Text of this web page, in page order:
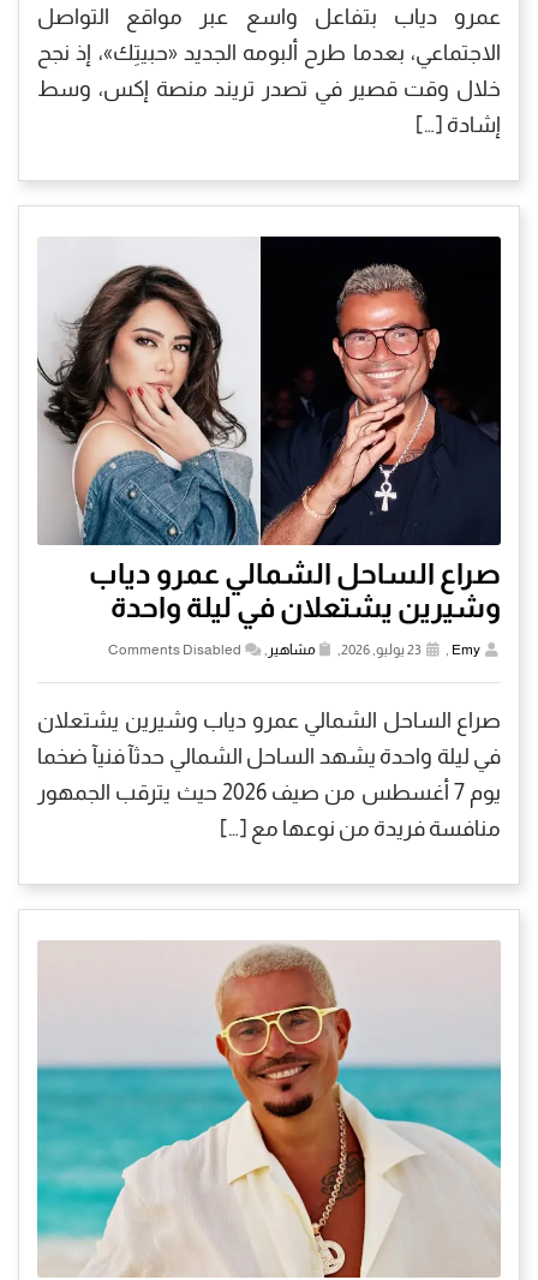
عمرو دياب بتفاعل واسع عبر مواقع التواصل
الاجتماعي، بعدما طرح ألبومه الجديد «حبيتِك»، إذ نجح
خلال وقت قصير في تصدر تريند منصة إكس، وسط
إشادة […]
صراع الساحل الشمالي عمرو دياب
وشيرين يشتعلان في ليلة واحدة
Emy
, مشاهير ,
Comments Disabled
صراع الساحل الشمالي عمرو دياب وشيرين يشتعلان
في ليلة واحدة يشهد الساحل الشمالي حدثآ فنيآ ضخما
يوم 7 أغسطس من صيف 2026 حيث يترقب الجمهور
منافسة فريدة من نوعها مع […]